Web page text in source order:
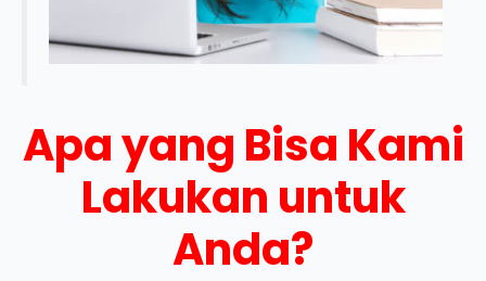
Apa yang Bisa Kami
Lakukan untuk
Anda?